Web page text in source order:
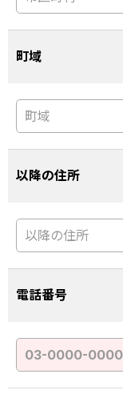
町域
以降の住所
電話番号